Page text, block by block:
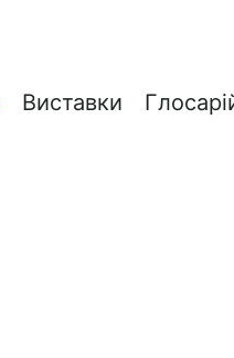
Виставки